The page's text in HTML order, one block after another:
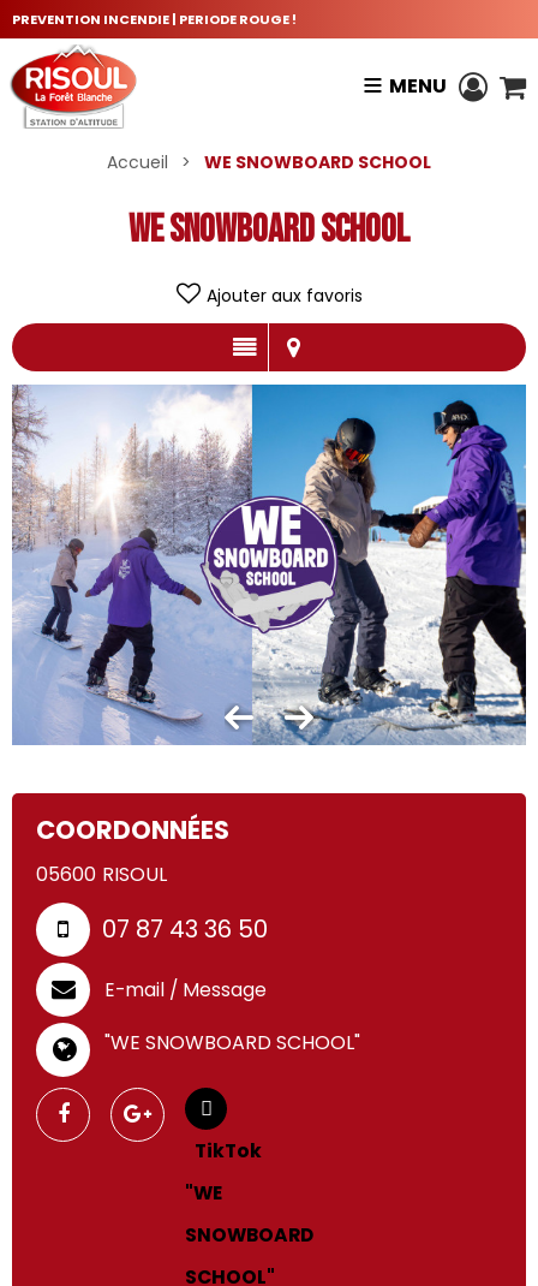
PREVENTION INCENDIE | PERIODE ROUGE !
MENU
Accueil > WE SNOWBOARD SCHOOL
WE SNOWBOARD SCHOOL
Ajouter aux favoris
COORDONNÉES
05600 RISOUL
07 87 43 36 50
E-mail / Message
"WE SNOWBOARD SCHOOL"